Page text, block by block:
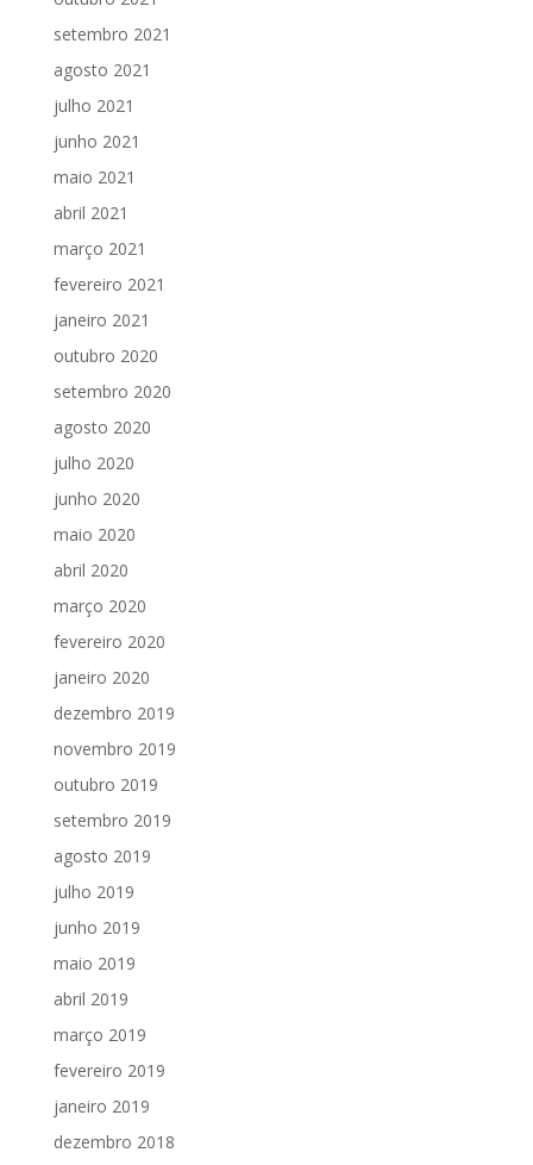
setembro 2021
agosto 2021
julho 2021
junho 2021
maio 2021
abril 2021
março 2021
fevereiro 2021
janeiro 2021
outubro 2020
setembro 2020
agosto 2020
julho 2020
junho 2020
maio 2020
abril 2020
março 2020
fevereiro 2020
janeiro 2020
dezembro 2019
novembro 2019
outubro 2019
setembro 2019
agosto 2019
julho 2019
junho 2019
maio 2019
abril 2019
março 2019
fevereiro 2019
janeiro 2019
dezembro 2018